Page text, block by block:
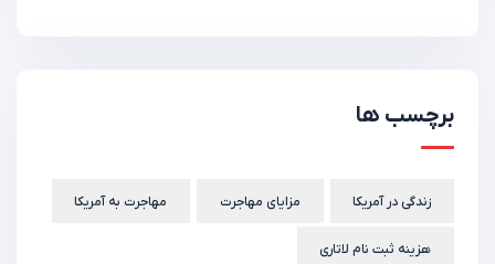
برچسب ها
زندگی در آمریکا مزایای مهاجرت مهاجرت به آمریکا
هزینه ثبت نام لاتاری